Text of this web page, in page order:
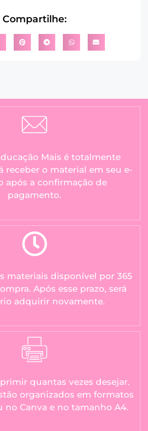
Compartilhe:
Mais é totalmente
receber o material em seu e-
após a confirmação de
pagamento.
materiais disponível por 365
Após esse prazo, será
adquirir novamente.
quantas vezes desejar.
organizados em formatos
no Canva e no tamanho A4.